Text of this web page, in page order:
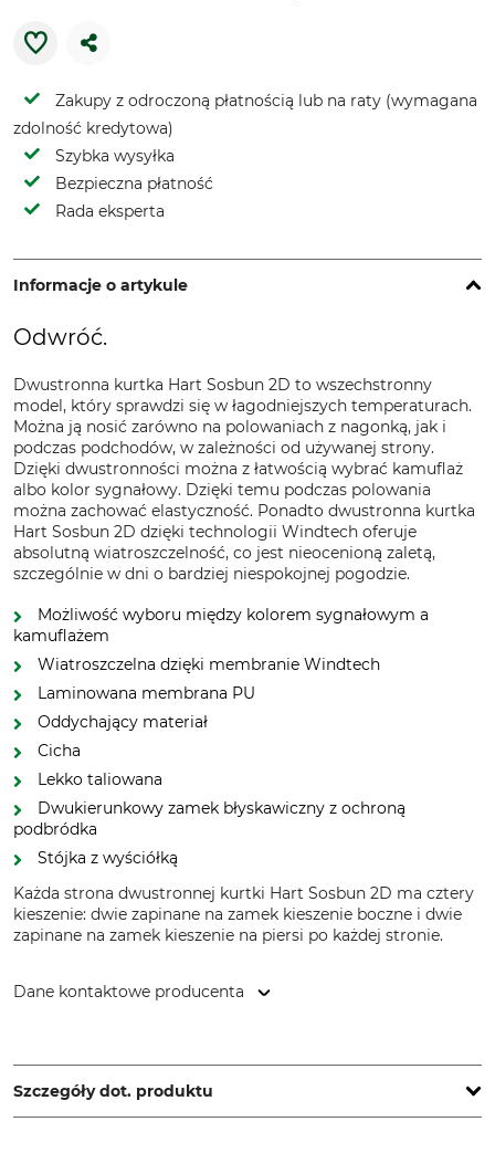
Zakupy z odroczoną płatnością lub na raty (wymagana
zdolność kredytowa)
Szybka wysyłka
Bezpieczna płatność
Rada eksperta
Informacje o artykule
Odwróć.
Dwustronna kurtka Hart Sosbun 2D to wszechstronny
model, który sprawdzi się w łagodniejszych temperaturach.
Można ją nosić zarówno na polowaniach z nagonką, jak i
podczas podchodów, w zależności od używanej strony.
Dzięki dwustronności można z łatwością wybrać kamuflaż
albo kolor sygnałowy. Dzięki temu podczas polowania
można zachować elastyczność. Ponadto dwustronna kurtka
Hart Sosbun 2D dzięki technologii Windtech oferuje
absolutną wiatroszczelność, co jest nieocenioną zaletą,
szczególnie w dni o bardziej niespokojnej pogodzie.
Możliwość wyboru między kolorem sygnałowym a
kamuflażem
Wiatroszczelna dzięki membranie Windtech
Laminowana membrana PU
Oddychający materiał
Cicha
Lekko taliowana
Dwukierunkowy zamek błyskawiczny z ochroną
podbródka
Stójka z wyściółką
Każda strona dwustronnej kurtki Hart Sosbun 2D ma cztery
kieszenie: dwie zapinane na zamek kieszenie boczne i dwie
zapinane na zamek kieszenie na piersi po każdej stronie.
Dane kontaktowe producenta
www.hart-outdoor.com
Szczegóły dot. produktu